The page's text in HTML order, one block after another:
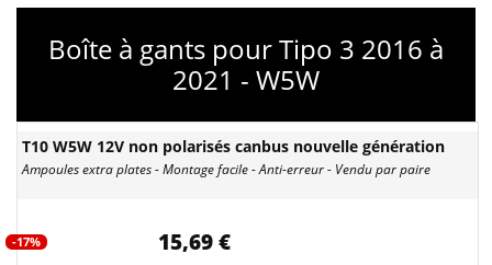
Boîte à gants pour Tipo 3 2016 à
2021 - W5W
T10 W5W 12V non polarisés canbus nouvelle génération
Ampoules extra plates - Montage facile - Anti-erreur - Vendu par paire
-17% 15,69 €